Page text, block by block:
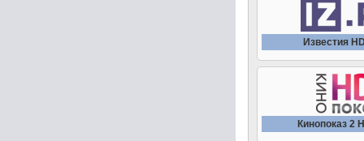
Известия
Кинопоказ 2